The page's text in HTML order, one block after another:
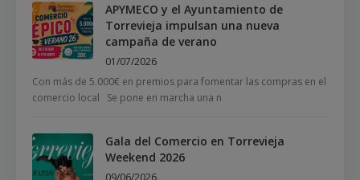
APYMECO y el Ayuntamiento de
Torrevieja impulsan una nueva
campaña de verano
01/07/2026
Con más de 5.000€ en premios para fomentar las compras en el
comercio local Se pone en marcha una n
Gala del Comercio en Torrevieja
Weekend 2026
09/06/2026